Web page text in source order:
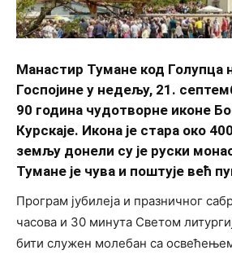
Манастир Тумане код Голупца
Госпојине у недељу, 21.
90 година чудотворне иконе
Курскаје. Икона је стара око
земљу донели су је руски
Туманe је чува и поштује већ
Програм јубилеја и празничног
часова и 30 минута Светом
бити служен молебан са